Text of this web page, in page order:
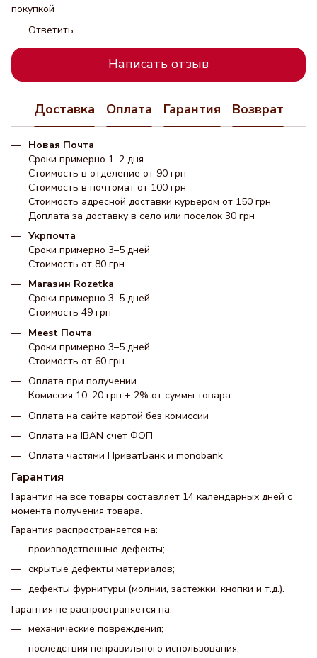
покупкой
Ответить
Написать отзыв
Доставка Оплата Гарантия Возврат
Новая Почта
Сроки примерно 1–2 дня
Стоимость в отделение от 90 грн
Стоимость в почтомат от 100 грн
Стоимость адресной доставки курьером от 150 грн
Доплата за доставку в село или поселок 30 грн
Укрпочта
Сроки примерно 3–5 дней
Стоимость от 80 грн
Магазин Rozetka
Сроки примерно 3–5 дней
Стоимость 49 грн
Meest Почта
Сроки примерно 3–5 дней
Стоимость от 60 грн
Оплата при получении
Комиссия 10–20 грн + 2% от суммы товара
Оплата на сайте картой без комиссии
Оплата на IBAN счет ФОП
Оплата частями ПриватБанк и monobank
Гарантия
Гарантия на все товары составляет 14 календарных дней с
момента получения товара.
Гарантия распространяется на:
производственные дефекты;
скрытые дефекты материалов;
дефекты фурнитуры (молнии, застежки, кнопки и т.д.).
Гарантия не распространяется на:
механические повреждения;
последствия неправильного использования;